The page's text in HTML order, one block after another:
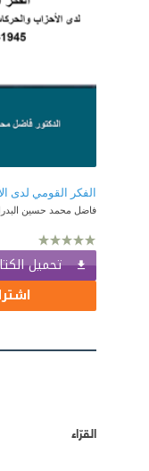
فاضل محمد حسين
تحميل
القرّاء